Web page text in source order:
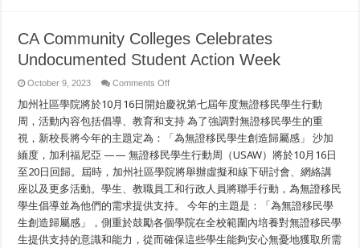
CA Community Colleges Celebrates
Undocumented Student Action Week
October 9, 2023 Comments Offon
Community
Colleges
Celebrates
Student
Action
Week
加州社區學院將於10月16日開始慶祝第七屆年度無證移民學生行動
周，活動內容包括倡導、教育和支持 為了強調對無證移民學生的重
視，新校長將今年的主題定為：「為無證移民學生創造歸屬感」 沙加
緬度，加利福尼亞 —— 無證移民學生行動周（USAW）將於10月16日
至20日回歸。屆時，加州社區學院將舉辦虛擬和線下研討會、網絡講
座以及更多活動。學生、教職員工和行政人員將聯手行動，為無證移民
學生倡導並為他們的需求提供支持。 今年的主題是：「為無證移民學
生創造歸屬感」，側重於鼓勵各個學院在全校範圍內培養對無證移民學
生提供支持的意識和能力，從而確保這些學生能夠安心無憂地獲取所需